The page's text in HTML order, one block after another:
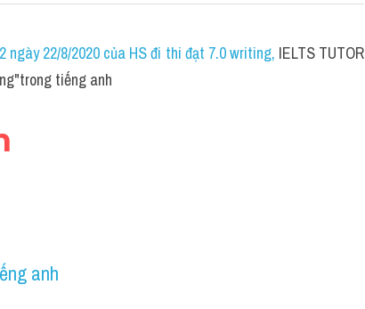
ngày 22/8/2020 của HS đi thi đạt 7.0 writing, IELTS TUTOR
tiếng anh
anh